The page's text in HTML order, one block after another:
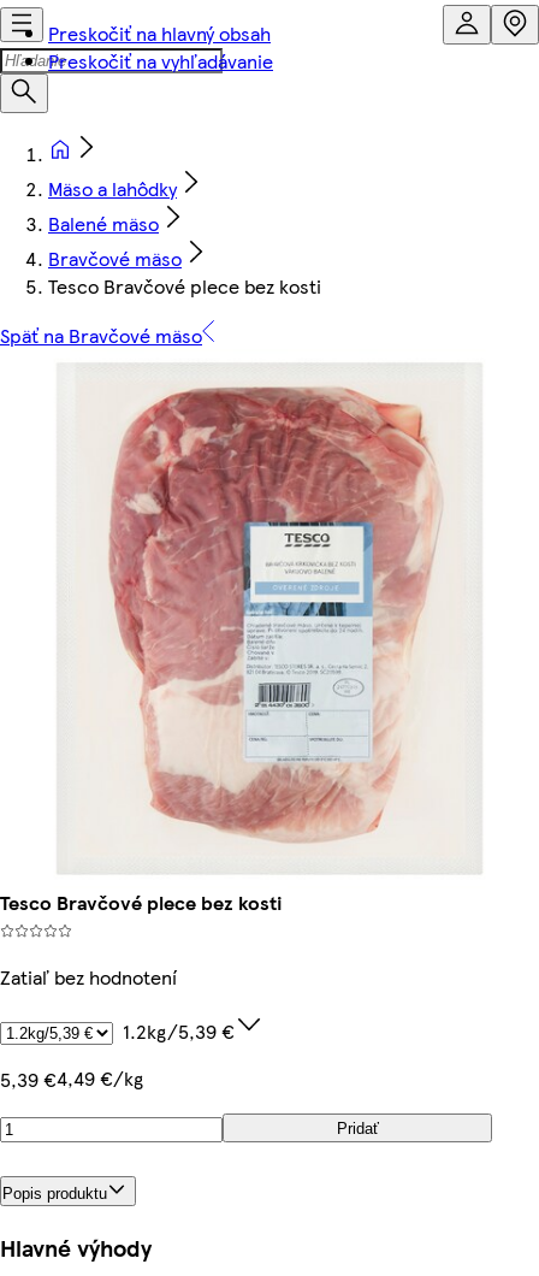
Preskočiť na hlavný obsah
Preskočiť na vyhľadávanie
Mäso a lahôdky
Balené mäso
Bravčové mäso
Tesco Bravčové plece bez kosti
Späť na Bravčové mäso
Tesco Bravčové plece bez kosti
Zatiaľ bez hodnotení
1.2kg/5,39 €
5,39 €4,49 €/kg
Pridať
Popis produktu
Hlavné výhody